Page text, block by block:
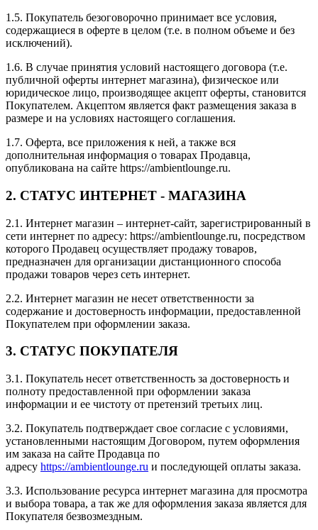
1.5. Покупатель безоговорочно принимает все условия,
содержащиеся в оферте в целом (т.е. в полном объеме и без
исключений).
1.6. В случае принятия условий настоящего договора (т.е.
публичной оферты интернет магазина), физическое или
юридическое лицо, производящее акцепт оферты, становится
Покупателем. Акцептом является факт размещения заказа в
размере и на условиях настоящего соглашения.
1.7. Оферта, все приложения к ней, а также вся
дополнительная информация о товарах Продавца,
опубликована на сайте https://ambientlounge.ru.
2. СТАТУС ИНТЕРНЕТ - МАГАЗИНА
2.1. Интернет магазин – интернет-сайт, зарегистрированный в
сети интернет по адресу: https://ambientlounge.ru, посредством
которого Продавец осуществляет продажу товаров,
предназначен для организации дистанционного способа
продажи товаров через сеть интернет.
2.2. Интернет магазин не несет ответственности за
содержание и достоверность информации, предоставленной
Покупателем при оформлении заказа.
3. СТАТУС ПОКУПАТЕЛЯ
3.1. Покупатель несет ответственность за достоверность и
полноту предоставленной при оформлении заказа
информации и ее чистоту от претензий третьих лиц.
3.2. Покупатель подтверждает свое согласие с условиями,
установленными настоящим Договором, путем оформления
им заказа на сайте Продавца по
адресу https://ambientlounge.ru и последующей оплаты заказа.
3.3. Использование ресурса интернет магазина для просмотра
и выбора товара, а так же для оформления заказа является для
Покупателя безвозмездным.